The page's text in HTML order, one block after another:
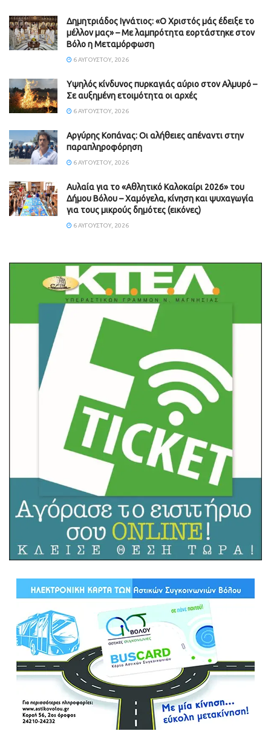
Δημητριάδος Ιγνάτιος: «Ο Χριστός μάς έδειξε το
μέλλον μας» – Με λαμπρότητα εορτάστηκε στον
Βόλο η Μεταμόρφωση
6 ΑΥΓΟΎΣΤΟΥ, 2026
Υψηλός κίνδυνος πυρκαγιάς αύριο στον Αλμυρό –
Σε αυξημένη ετοιμότητα οι αρχές
6 ΑΥΓΟΎΣΤΟΥ, 2026
Aργύρης Κοπάνας: Οι αλήθειες απέναντι στην
παραπληροφόρηση
6 ΑΥΓΟΎΣΤΟΥ, 2026
Αυλαία για το «Αθλητικό Καλοκαίρι 2026» του
Δήμου Βόλου – Χαμόγελα, κίνηση και ψυχαγωγία
για τους μικρούς δημότες (εικόνες)
6 ΑΥΓΟΎΣΤΟΥ, 2026